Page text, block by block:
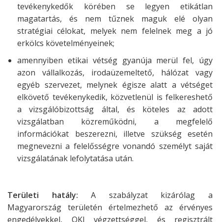
tevékenykedők körében se legyen etikátlan
magatartás, és nem tűznek maguk elé olyan
stratégiai célokat, melyek nem felelnek meg a jó
erkölcs követelményeinek;
amennyiben etikai vétség gyanúja merül fel, úgy
azon vállalkozás, irodaüzemeltető, hálózat vagy
egyéb szervezet, melynek égisze alatt a vétséget
elkövető tevékenykedik, közvetlenül is felkereshető
a vizsgálóbizottság által, és köteles az adott
vizsgálatban közreműködni, a megfelelő
információkat beszerezni, illetve szükség esetén
megnevezni a felelősségre vonandó személyt saját
vizsgálatának lefolytatása után.
Területi hatály: A szabályzat kizárólag a
Magyarország területén értelmezhető az érvényes
engedélyekkel, OKJ végzettséggel, és regisztrált